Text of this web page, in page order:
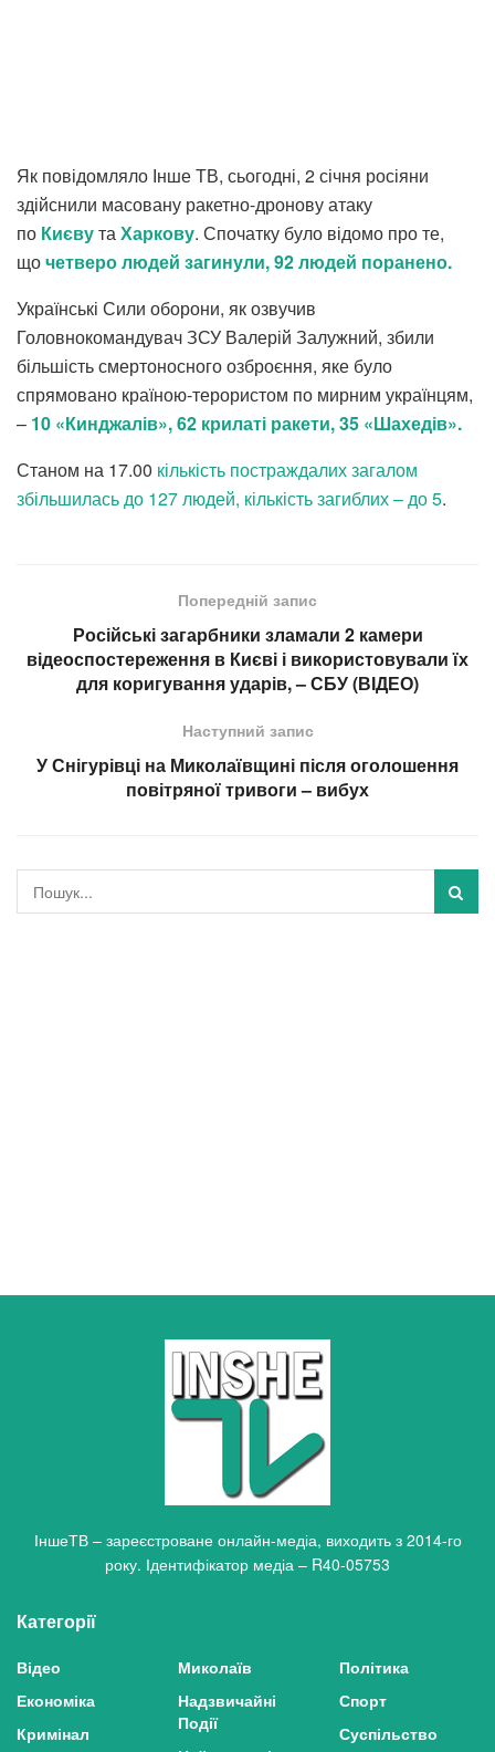
Як повідомляло Інше ТВ, сьогодні, 2 січня росіяни
здійснили масовану ракетно-дронову атаку
по КиєвутаХаркову. Спочатку було відомо про те,
щочетверо людей загинули, 92 людей поранено.
Українські Сили оборони, як озвучив
Головнокомандувач ЗСУ Валерій Залужний, збили
більшість смертоносного озброєння, яке було
спрямовано країною-терористом по мирним українцям,
– 10 «Кинджалів», 62 крилаті ракети, 35 «Шахедів».
Станом на 17.00 кількість постраждалих загалом
збільшилась до 127 людей, кількість загиблих – до 5.
Попередній запис
Російські загарбники зламали 2 камери
відеоспостереження в Києві і використовували їх
для коригування ударів, – СБУ (ВІДЕО)
Наступний запис
У Снігурівці на Миколаївщині після оголошення
повітряної тривоги – вибух
ІншеТВ – зареєстроване онлайн-медіа, виходить з 2014-го
року. Ідентифікатор медіа – R40-05753
Категорії
Відео
Економіка
Кримінал
Миколаїв
Надзвичайні
Події
Політика
Спорт
Суспільство